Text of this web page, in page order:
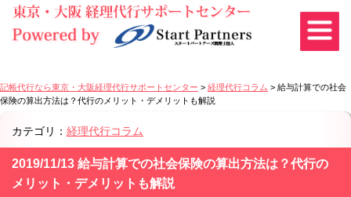
記帳代行なら東京・大阪経理代行サポートセンター > 経理代行コラム > 給与計算での社会
保険の算出方法は？代行のメリット・デメリットも解説
カテゴリ： 経理代行コラム
2019/11/13 給与計算での社会保険の算出方法は？代行の
メリット・デメリットも解説